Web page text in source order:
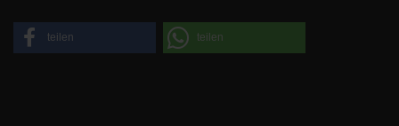
teilen teilen